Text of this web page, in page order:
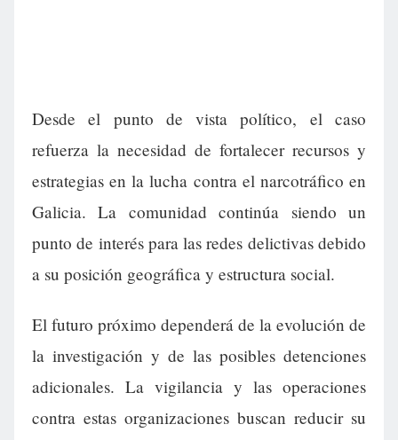
Desde el punto de vista político, el caso
refuerza la necesidad de fortalecer recursos y
estrategias en la lucha contra el narcotráfico en
Galicia. La comunidad continúa siendo un
punto de interés para las redes delictivas debido
a su posición geográfica y estructura social.
El futuro próximo dependerá de la evolución de
la investigación y de las posibles detenciones
adicionales. La vigilancia y las operaciones
contra estas organizaciones buscan reducir su